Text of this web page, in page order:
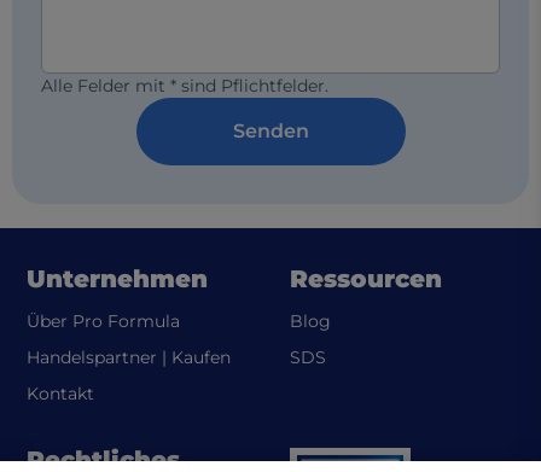
Alle Felder mit * sind Pflichtfelder.
Senden
Unternehmen
Über Pro Formula
Handelspartner | Kaufen
Kontakt
Ressourcen
Blog
SDS
Rechtliches